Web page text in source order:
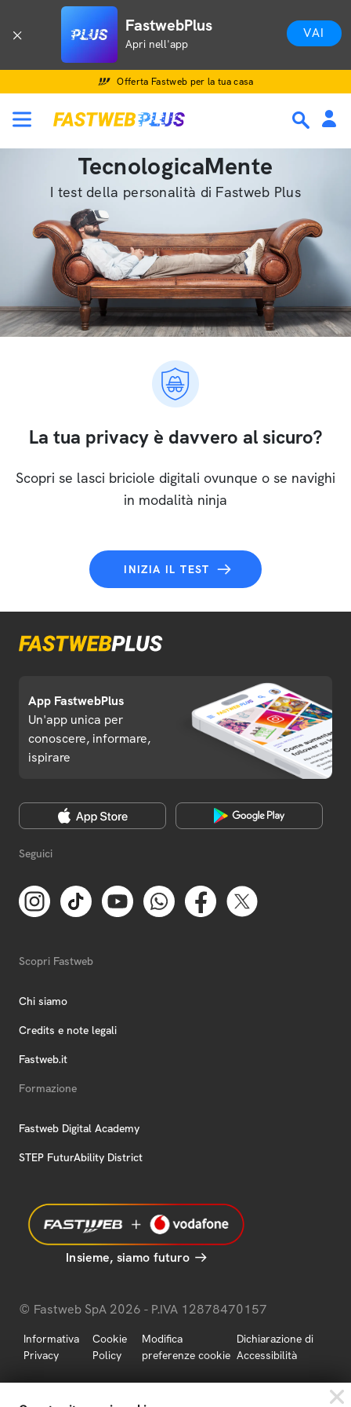
FastwebPlus
Apri nell'app
VAI
Offerta Fastweb per la tua casa
TecnologicaMente
I test della personalità di Fastweb Plus
La tua privacy è davvero al sicuro?
Scopri se lasci briciole digitali ovunque o se navighi
in modalità ninja
INIZIA IL TEST
App FastwebPlus
Un'app unica per
conoscere, informare,
ispirare
Seguici
Scopri Fastweb
Chi siamo
Credits e note legali
Fastweb.it
Formazione
Fastweb Digital Academy
STEP FuturAbility District
Insieme, siamo futuro
© Fastweb SpA 2026 - P.IVA 12878470157
Informativa
Privacy
Cookie
Policy
Modifica
preferenze cookie
Dichiarazione di
Accessibilità